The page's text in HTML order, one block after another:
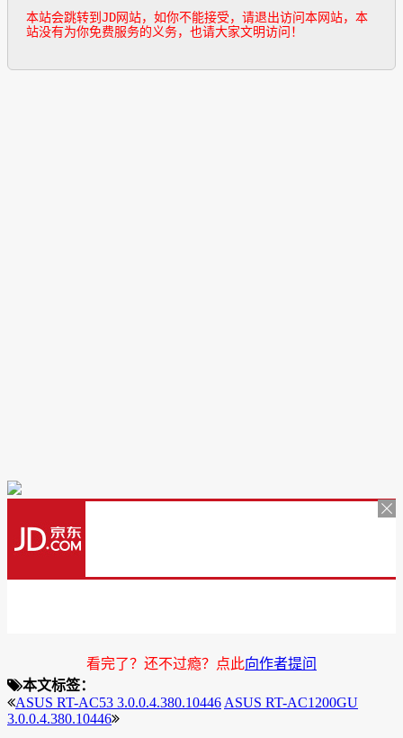
本站会跳转到JD网站，如你不能接受，请退出访问本网站，本
站没有为你免费服务的义务，也请大家文明访问！
看完了？还不过瘾？点此向作者提问
本文标签：
ASUS RT-AC53 3.0.0.4.380.10446ASUS RT-AC1200GU
3.0.0.4.380.10446